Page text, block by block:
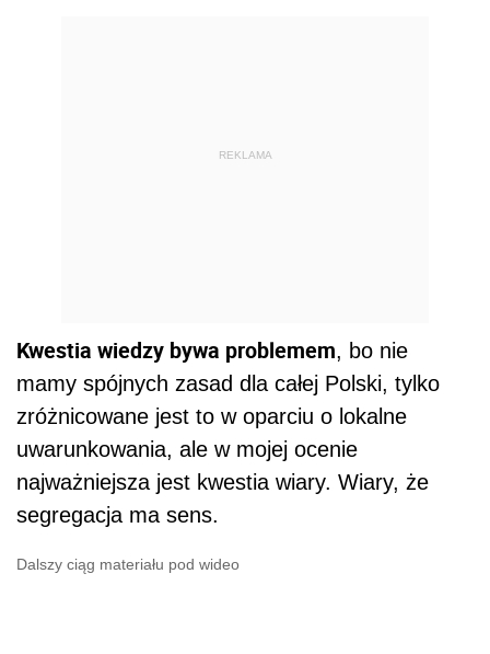
REKLAMA
Kwestia wiedzy bywa problemem, bo nie
mamy spójnych zasad dla całej Polski, tylko
zróżnicowane jest to w oparciu o lokalne
uwarunkowania, ale w mojej ocenie
najważniejsza jest kwestia wiary. Wiary, że
segregacja ma sens.
Dalszy ciąg materiału pod wideo